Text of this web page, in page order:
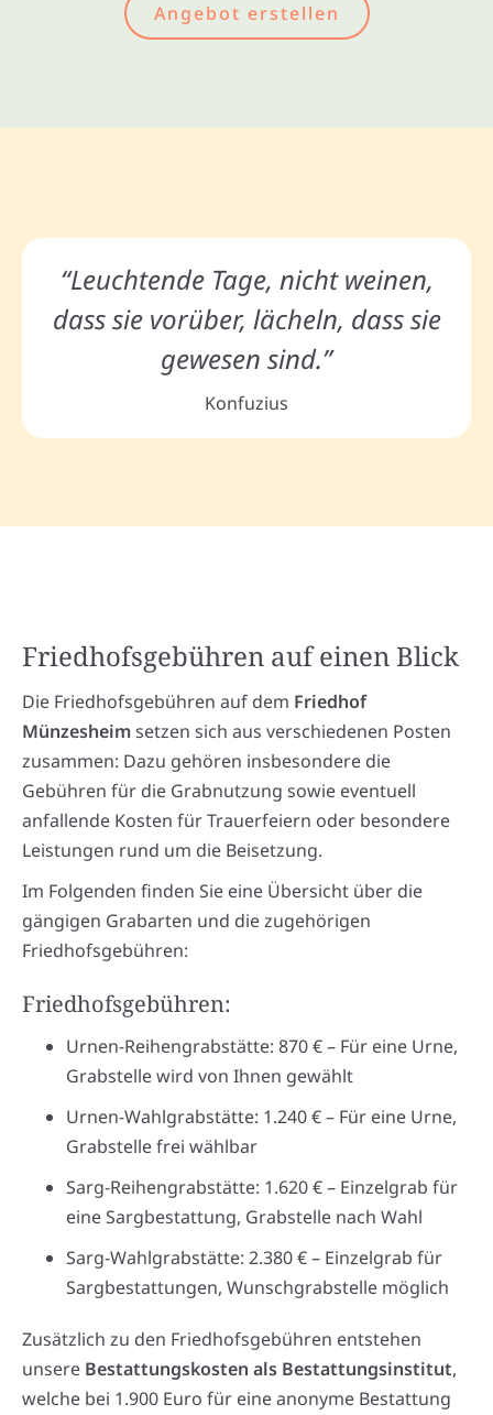
Angebot erstellen
“Leuchtende Tage, nicht weinen,
dass sie vorüber, lächeln, dass sie
gewesen sind.”
Konfuzius
Friedhofsgebühren auf einen Blick
Die Friedhofsgebühren auf dem Friedhof
Münzesheimsetzen sich aus verschiedenen Posten
zusammen: Dazu gehören insbesondere die
Gebühren für die Grabnutzung sowie eventuell
anfallende Kosten für Trauerfeiern oder besondere
Leistungen rund um die Beisetzung.
Im Folgenden finden Sie eine Übersicht über die
gängigen Grabarten und die zugehörigen
Friedhofsgebühren:
Friedhofsgebühren:
Urnen-Reihengrabstätte: 870 € – Für eine Urne,
Grabstelle wird von Ihnen gewählt
Urnen-Wahlgrabstätte: 1.240 € – Für eine Urne,
Grabstelle frei wählbar
Sarg-Reihengrabstätte: 1.620 € – Einzelgrab für
eine Sargbestattung, Grabstelle nach Wahl
Sarg-Wahlgrabstätte: 2.380 € – Einzelgrab für
Sargbestattungen, Wunschgrabstelle möglich
Zusätzlich zu den Friedhofsgebühren entstehen
unsere Bestattungskosten als Bestattungsinstitut,
welche bei 1.900 Euro für eine anonyme Bestattung